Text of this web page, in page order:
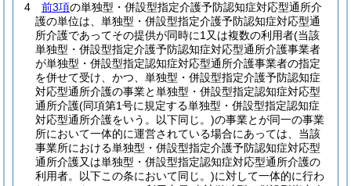
4
前3項の単独型・併設型指定介護予防認知症対応型通所介
護の単位は、単独型・併設型指定介護予防認知症対応型通
所介護であってその提供が同時に1又は複数の利用者(当該
単独型・併設型指定介護予防認知症対応型通所介護事業者
が単独型・併設型指定認知症対応型通所介護事業者の指定
を併せて受け、かつ、単独型・併設型指定介護予防認知症
対応型通所介護の事業と単独型・併設型指定認知症対応型
通所介護(同項第1号に規定する単独型・併設型指定認知症
対応型通所介護をいう。以下同じ。)の事業とが同一の事業
所において一体的に運営されている場合にあっては、当該
事業所における単独型・併設型指定介護予防認知症対応型
通所介護又は単独型・併設型指定認知症対応型通所介護の
利用者。以下この条において同じ。)に対して一体的に行わ